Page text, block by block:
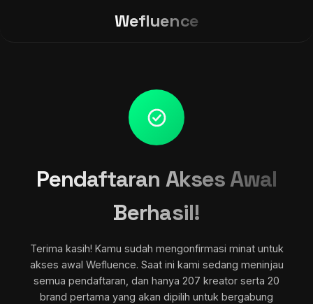
Wefluence
Pendaftaran Akses Awal
Berhasil!
Terima kasih! Kamu sudah mengonfirmasi minat untuk
akses awal Wefluence. Saat ini kami sedang meninjau
semua pendaftaran, dan hanya 207 kreator serta 20
brand pertama yang akan dipilih untuk bergabung